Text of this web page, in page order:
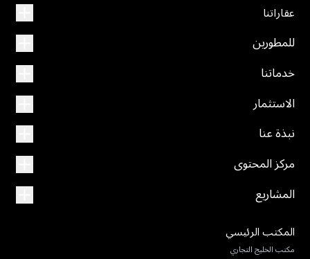
عقاراتنا
للمطورين
خدماتنا
الاستثمار
نبذة عنا
مركز المحتوى
المشاريع
المكتب الرئيسي